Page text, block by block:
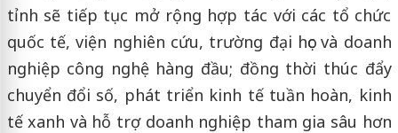
tỉnh sẽ tiếp tục mở rộng hợp tác với các tổ chức
quốc tế, viện nghiên cứu, trường đại học và doanh
nghiệp công nghệ hàng đầu; đồng thời thúc đẩy
chuyển đổi số, phát triển kinh tế tuần hoàn, kinh
tế xanh và hỗ trợ doanh nghiệp tham gia sâu hơn